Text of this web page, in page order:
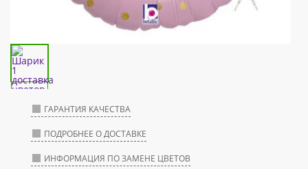
ГАРАНТИЯ КАЧЕСТВА
ПОДРОБНЕЕ О ДОСТАВКЕ
ИНФОРМАЦИЯ ПО ЗАМЕНЕ ЦВЕТОВ